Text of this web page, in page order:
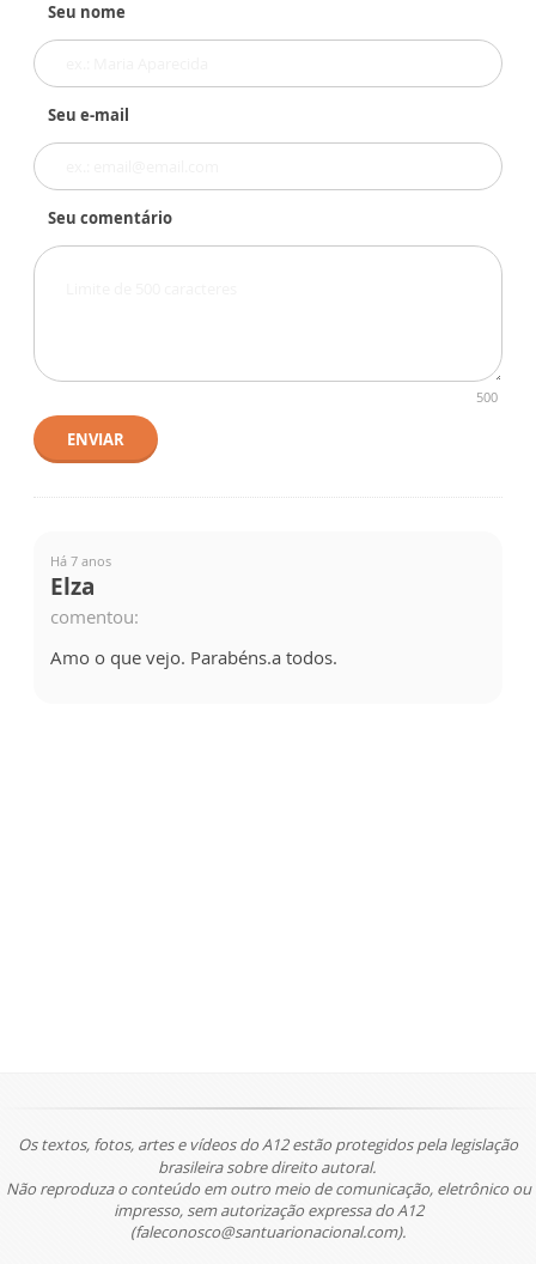
Seu nome
Seu e-mail
Seu comentário
500
ENVIAR
Há 7 anos
Elza
comentou:
Amo o que vejo. Parabéns.a todos.
Os textos, fotos, artes e vídeos do A12 estão protegidos pela legislação
brasileira sobre direito autoral.
Não reproduza o conteúdo em outro meio de comunicação, eletrônico ou
impresso, sem autorização expressa do A12
(faleconosco@santuarionacional.com).